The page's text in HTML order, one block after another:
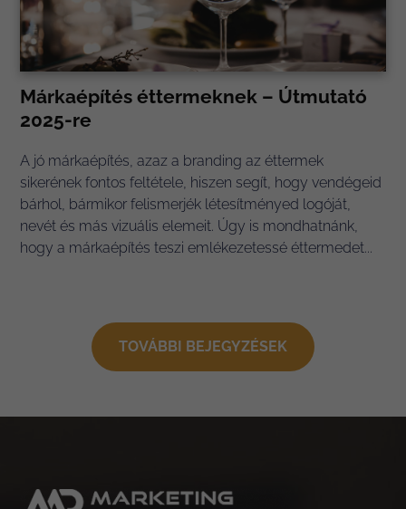
Márkaépítés éttermeknek – Útmutató
2025-re
A jó márkaépítés, azaz a branding az éttermek
sikerének fontos feltétele, hiszen segít, hogy vendégeid
bárhol, bármikor felismerjék létesítményed logóját,
nevét és más vizuális elemeit. Úgy is mondhatnánk,
hogy a márkaépítés teszi emlékezetessé éttermedet...
TOVÁBBI BEJEGYZÉSEK